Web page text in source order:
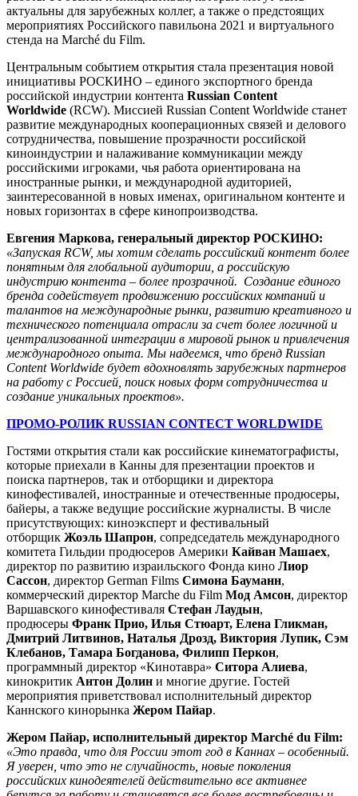
актуальны для зарубежных коллег, а также о предстоящих
мероприятиях Российского павильона 2021 и виртуального
стенда на Marché du Film.
Центральным событием открытия стала презентация новой
инициативы РОСКИНО – единого экспортного бренда
российской индустрии контента Russian Content
Worldwide (RCW). Миссией Russian Content Worldwide станет
развитие международных кооперационных связей и делового
сотрудничества, повышение прозрачности российской
киноиндустрии и налаживание коммуникации между
российскими игроками, чья работа ориентирована на
иностранные рынки, и международной аудиторией,
заинтересованной в новых именах, оригинальном контенте и
новых горизонтах в сфере кинопроизводства.
Евгения Маркова, генеральный директор РОСКИНО:
«Запуская RCW, мы хотим сделать российский контент более
понятным для глобальной аудитории, а российскую
индустрию контента – более прозрачной. Создание единого
бренда содействует продвижению российских компаний и
талантов на международные рынки, развитию креативного и
технического потенциала отрасли за счет более логичной и
централизованной интеграции в мировой рынок и привлечения
международного опыта. Мы надеемся, что бренд Russian
Content Worldwide будет вдохновлять зарубежных партнеров
на работу с Россией, поиск новых форм сотрудничества и
создание уникальных проектов».
ПРОМО-РОЛИК RUSSIAN CONTECT WORLDWIDE
Гостями открытия стали как российские кинематографисты,
которые приехали в Канны для презентации проектов и
поиска партнеров, так и отборщики и директора
кинофестивалей, иностранные и отечественные продюсеры,
байеры, а также ведущие российские журналисты. В числе
присутствующих: киноэксперт и фестивальный
отборщик Жоэль Шапрон, сопредседатель международного
комитета Гильдии продюсеров Америки Кайван Машаех,
директор по развитию израильского Фонда кино Лиор
Сассон, директор German Films Симона Бауманн,
коммерческий директор Marche du Film Мод Амсон, директор
Варшавского кинофестиваля Стефан Лаудын,
продюсеры Франк Прио, Илья Стюарт, Елена Гликман,
Дмитрий Литвинов, Наталья Дрозд, Виктория Лупик, Сэм
Клебанов, Тамара Богданова, Филипп Перкон,
программный директор «Кинотавра» Ситора Алиева,
кинокритик Антон Долин и многие другие. Гостей
мероприятия приветствовал исполнительный директор
Каннского кинорынка Жером Пайар.
Жером Пайар, исполнительный директор Marché du Film:
«Это правда, что для России этот год в Каннах – особенный.
Я уверен, что это не случайность, новые поколения
российских кинодеятелей действительно все активнее